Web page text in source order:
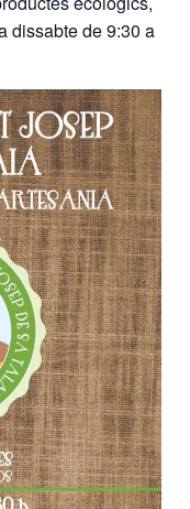
dissabte de 9:30 a